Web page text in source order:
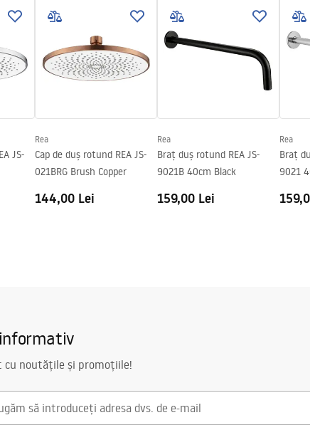
Accessories_-_24.pdf
JS-
Rea
Cap de duș rotund REA JS-
021BRG Brush Copper
144,00 Lei
Rea
Braț duș rotund REA JS-
9021B 40cm Black
159,00 Lei
Rea
Braț
9021
cu noutățile și promoțiile!